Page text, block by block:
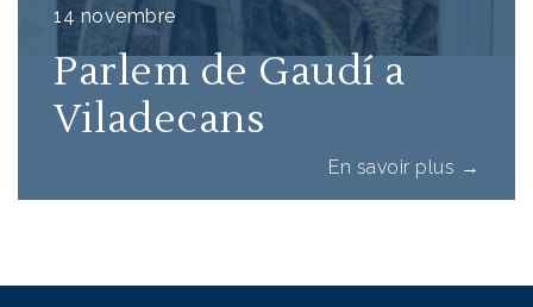
14 novembre
Parlem de Gaudí a
Viladecans
En savoir plus sur